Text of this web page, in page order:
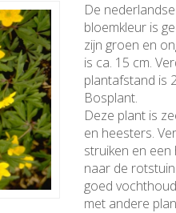
De
bloemkleur is
zijn groen en
is ca. 15 cm.
plantafstand is
Bosplant.
Deze plant is
en heesters.
struiken en een
naar de
goed
met andere